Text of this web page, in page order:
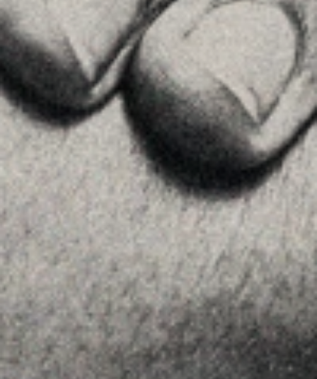
Inici
La Firma
Equipo
Assessorament
Insights
Contactar
Linkedin
Instagram
Youtube
Allyon — Barcelona, Spain
Copyrights © 2026 AVÍS LEGAL·